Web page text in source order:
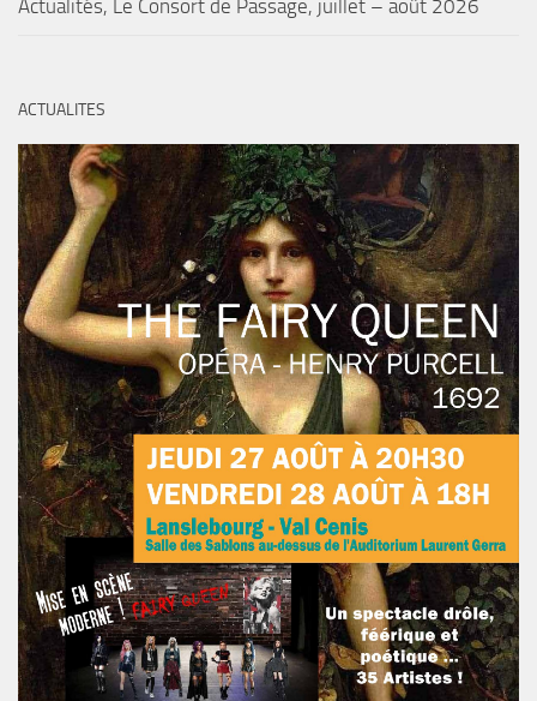
Actualités, Le Consort de Passage, juillet – août 2026
ACTUALITES